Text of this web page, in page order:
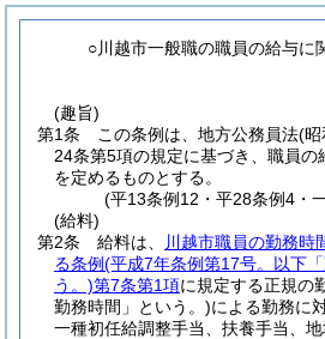
○川越市一般職の職員の給与に
(趣旨)
第1条
この条例は、地方公務員法(昭
24条第5項の規定に基づき、職員の
を定めるものとする。
(平13条例12・平28条例4・
(給料)
第2条
給料は、
川越市職員の勤務時
る条例(平成7年条例第17号。以下
う。)第7条第1項に規定する正規の
勤務時間」という。)による勤務に
一種初任給調整手当、扶養手当、